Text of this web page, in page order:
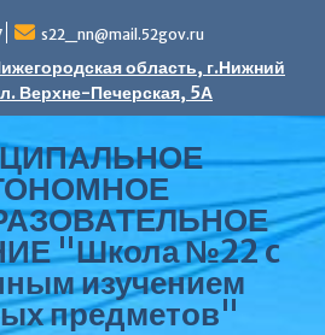
s22_nn@mail.52gov.ru
область, г.Нижний
Верхне-Печерская, 5А
"Школа №22 c
изучением
предметов"